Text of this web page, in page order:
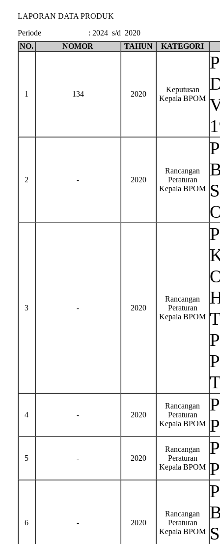
LAPORAN DATA PRODUK
Periode
: 2024 s/d 2020
NO.
NOMOR TAHUN KATEGORI
1 134 2020
Keputusan
Kepala BPOM
2 - 2020
Rancangan
Peraturan
Kepala BPOM
3 - 2020
Rancangan
Peraturan
Kepala BPOM
4 - 2020
Rancangan
Peraturan
Kepala BPOM
5 - 2020
Rancangan
Peraturan
Kepala BPOM
6 - 2020
Rancangan
Peraturan
Kepala BPOM